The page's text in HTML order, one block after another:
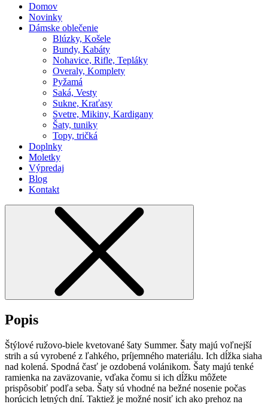
Domov
Novinky
Dámske oblečenie
Blúzky, Košele
Bundy, Kabáty
Nohavice, Rifle, Tepláky
Overaly, Komplety
Pyžamá
Saká, Vesty
Sukne, Kraťasy
Svetre, Mikiny, Kardigany
Šaty, tuniky
Topy, tričká
Doplnky
Moletky
Výpredaj
Blog
Kontakt
Popis
Štýlové ružovo-biele kvetované šaty Summer. Šaty majú voľnejší
strih a sú vyrobené z ľahkého, príjemného materiálu. Ich dĺžka siaha
nad kolená. Spodná časť je ozdobená volánikom. Šaty majú tenké
ramienka na zaväzovanie, vďaka čomu si ich dĺžku môžete
prispôsobiť podľa seba. Šaty sú vhodné na bežné nosenie počas
horúcich letných dní. Taktiež je možné nosiť ich ako prehoz na